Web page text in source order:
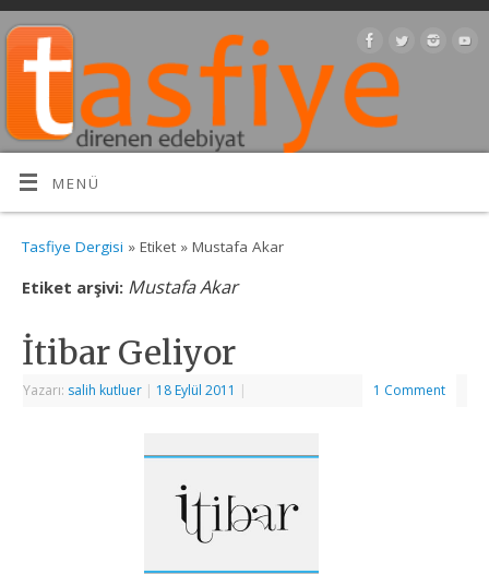
MENÜ
Tasfiye Dergisi » Etiket » Mustafa Akar
Etiket arşivi: Mustafa Akar
İtibar Geliyor
Yazarı: salih kutluer | 18 Eylül 2011 | 1 Comment